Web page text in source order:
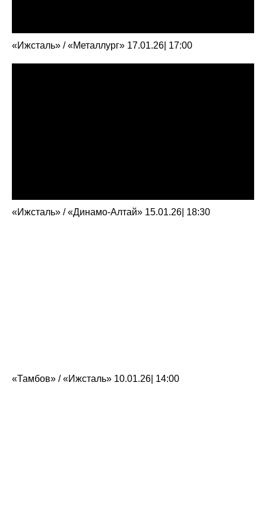
«Ижсталь» / «Металлург» 17.01.26| 17:00
«Ижсталь» / «Динамо-Алтай» 15.01.26| 18:30
«Тамбов» / «Ижсталь» 10.01.26| 14:00